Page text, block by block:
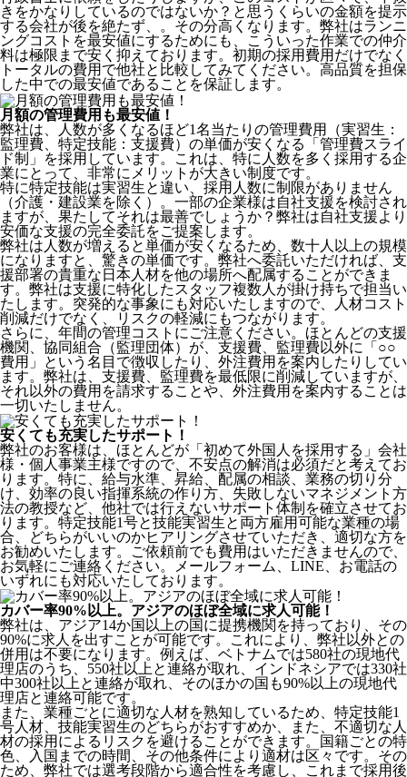
きをかなりしているのではないか？と思うくらいの金額を提示
する会社が後を絶たず、。その分高くなります。弊社はランニ
ングコストを最安値にするためにも、こういった作業での仲介
料は極限まで安く抑えております。 初期の採用費用だけでなく
トータルの費用で他社と比較してみてください。 高品質を担保
した中での最安値であることを保証します。
月額の管理費用も最安値！
弊社は、
人数が多くなるほど1名当たりの管理費用（実習生：
監理費、特定技能：支援費）の単価が安くなる「管理費スライ
ド制」を採用 しています。これは、特に人数を多く採用する企
業にとって、非常にメリットが大きい制度です。
特に特定技能は実習生と違い、採用人数に制限がありません
（介護・建設業を除く）。一部の企業様は自社支援を検討され
ますが、果たしてそれは最善でしょうか？弊社は自社支援より
安価な支援の完全委託をご提案します。
弊社は人数が増えると単価が安くなるため、数十人以上の規模
になりますと、驚きの単価です。弊社へ委託いただければ、支
援部署の貴重な日本人材を他の場所へ配属することができま
す。弊社は支援に特化したスタッフ複数人が掛け持ちで担当い
たします。突発的な事象にも対応いたしますので、人材コスト
削減だけでなく、リスクの軽減にもつながります。
さらに、年間の管理コストにご注意ください。ほとんどの支援
機関、協同組合（監理団体）が、支援費、監理費以外に「○○
費用」という名目で徴収したり、外注費用を案内したりしてい
ます。弊社は、支援費、監理費を最低限に削減していますが、
それ以外の費用を請求することや、外注費用を案内することは
一切いたしません。
安くても充実したサポート！
弊社のお客様は、ほとんどが 「初めて外国人を採用する」 会社
様・個人事業主様ですので、不安点の解消は必須だと考えてお
ります。特に、給与水準、昇給、配属の相談、業務の切り分
け、効率の良い指揮系統の作り方、失敗しないマネジメント方
法の教授など、 他社では行えないサポート体制 を確立させてお
ります。特定技能1号と技能実習生と両方雇用可能な業種の場
合、どちらがいいのかヒアリングさせていただき、適切な方を
お勧めいたします。ご依頼前でも費用はいただきませんので、
お気軽にご連絡ください。メールフォーム、LINE、お電話の
いずれにも対応いたしております。
カバー率90%以上。アジアのほぼ全域に求人可能！
弊社は、 アジア14か国以上の国に提携機関を持っており、その
90%に求人を出すことが可能です。これにより、弊社以外との
併用は不要になります。例えば、ベトナムでは580社の現地代
理店のうち、550社以上と連絡が取れ、インドネシアでは330社
中300社以上と連絡が取れ、そのほかの国も90%以上の現地代
理店と連絡可能です。
また、業種ごとに適切な人材を熟知しているため、特定技能1
号人材、技能実習生のどちらがおすすめか、また、不適切な人
材の採用によるリスクを避けることができます。国籍ごとの特
色、入国までの時間、その他条件により適材は区々です。その
ため、弊社では選考段階から適合性を考慮し、これまで採用後